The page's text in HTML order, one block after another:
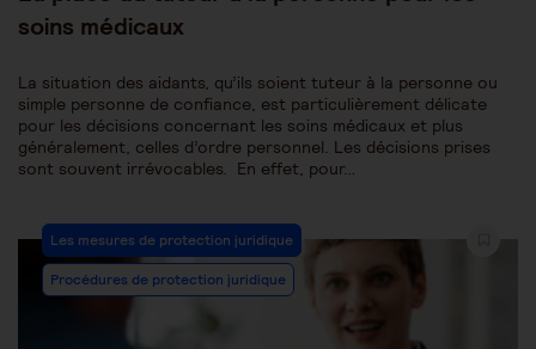
soins médicaux
La situation des aidants, qu’ils soient tuteur à la personne ou
simple personne de confiance, est particulièrement délicate
pour les décisions concernant les soins médicaux et plus
généralement, celles d’ordre personnel. Les décisions prises
sont souvent irrévocables. En effet, pour…
Post
Category:
Les mesures de protection juridique
Procédures de protection juridique